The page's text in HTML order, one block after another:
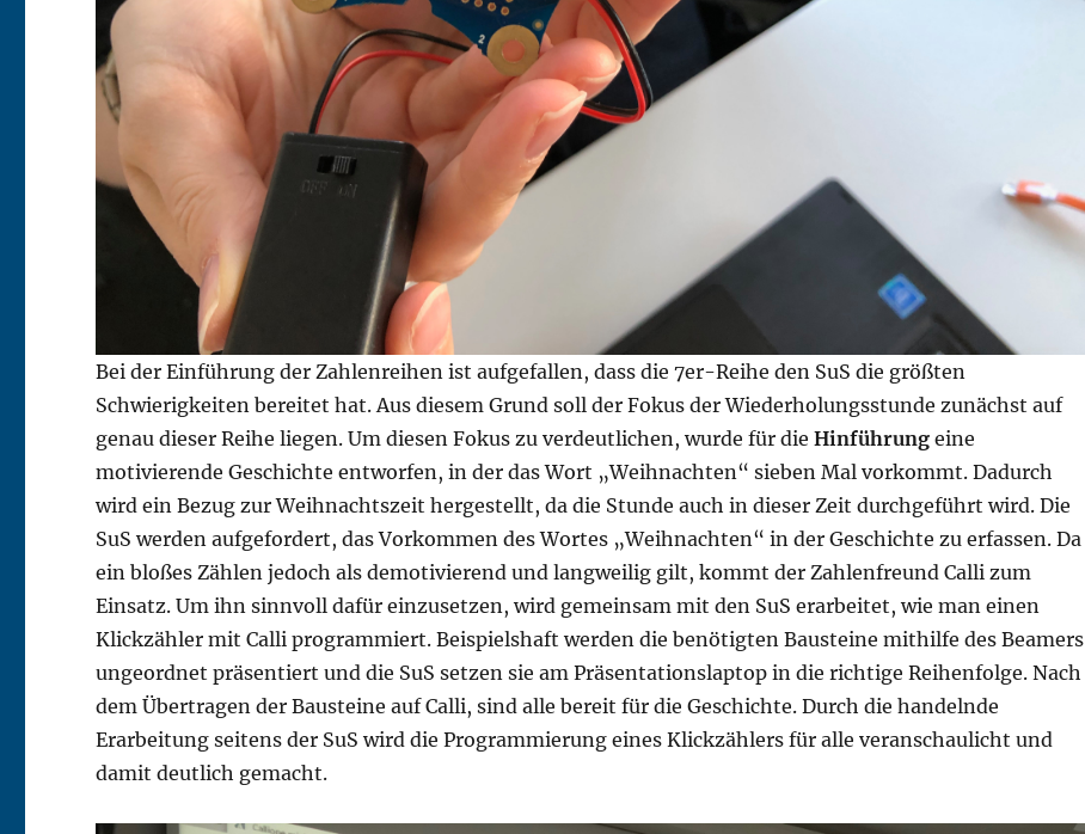
Bei der Einführung der Zahlenreihen ist aufgefallen, dass die 7er-Reihe den SuS die größten
Schwierigkeiten bereitet hat. Aus diesem Grund soll der Fokus der Wiederholungsstunde zunächst auf
genau dieser Reihe liegen. Um diesen Fokus zu verdeutlichen, wurde für dieHinführung eine
motivierende Geschichte entworfen, in der das Wort „Weihnachten“ sieben Mal vorkommt. Dadurch
wird ein Bezug zur Weihnachtszeit hergestellt, da die Stunde auch in dieser Zeit durchgeführt wird. Die
SuS werden aufgefordert, das Vorkommen des Wortes „Weihnachten“ in der Geschichte zu erfassen. Da
ein bloßes Zählen jedoch als demotivierend und langweilig gilt, kommt der Zahlenfreund Calli zum
Einsatz. Um ihn sinnvoll dafür einzusetzen, wird gemeinsam mit den SuS erarbeitet, wie man einen
Klickzähler mit Calli programmiert. Beispielshaft werden die benötigten Bausteine mithilfe des Beamers
ungeordnet präsentiert und die SuS setzen sie am Präsentationslaptop in die richtige Reihenfolge. Nach
dem Übertragen der Bausteine auf Calli, sind alle bereit für die Geschichte. Durch die handelnde
Erarbeitung seitens der SuS wird die Programmierung eines Klickzählers für alle veranschaulicht und
damit deutlich gemacht.